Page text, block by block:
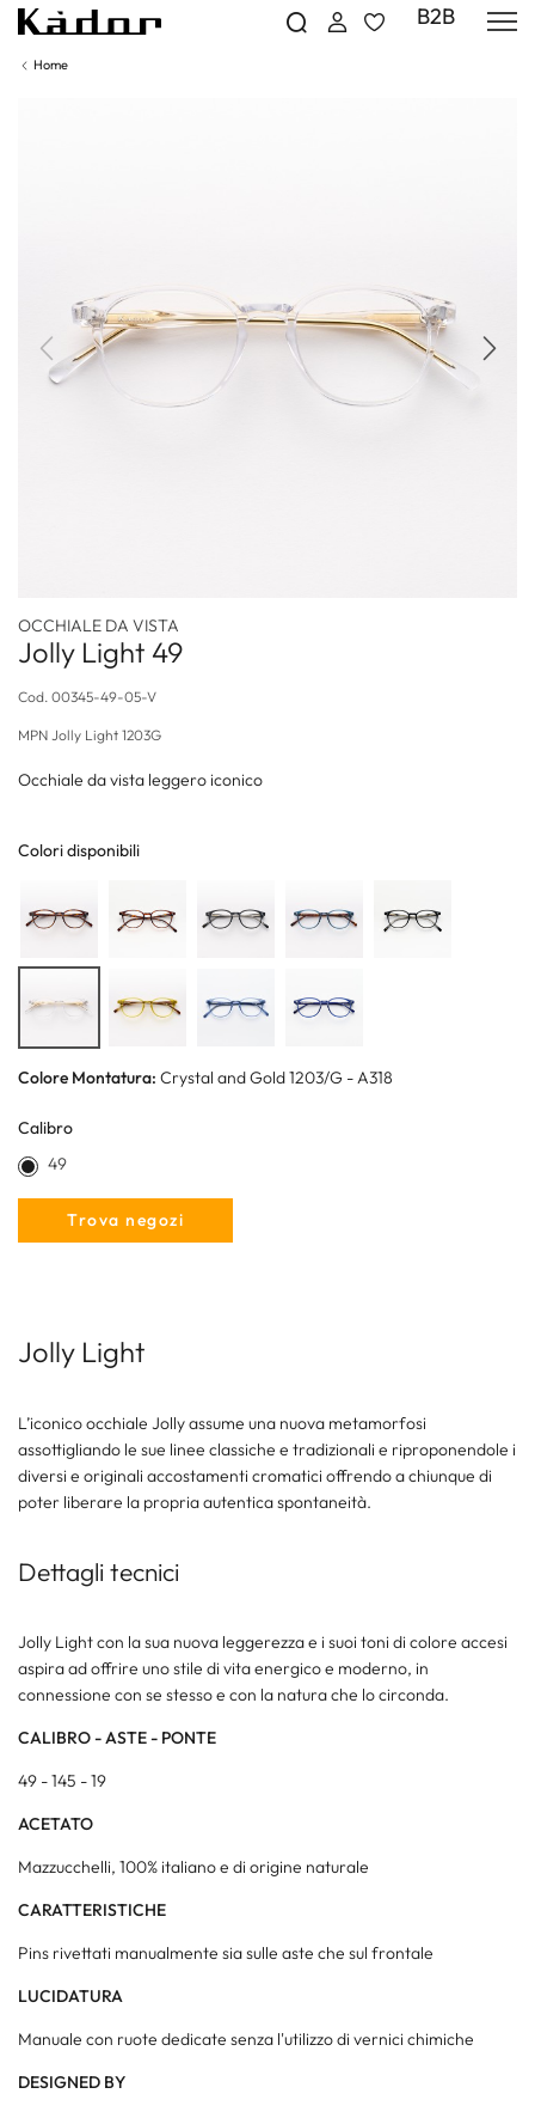
B2B
Home
Precedente
OCCHIALE DA VISTA
Jolly Light 49
Cod. 00345-49-05-V
MPN Jolly Light 1203G
Occhiale da vista leggero iconico
Colori disponibili
Colore Montatura: Crystal and Gold 1203/G - A318
Calibro
49
Trova negozi
Jolly Light
L’iconico occhiale Jolly assume una nuova metamorfosi
assottigliando le sue linee classiche e tradizionali e riproponendole i
diversi e originali accostamenti cromatici offrendo a chiunque di
poter liberare la propria autentica spontaneità.
Dettagli tecnici
Jolly Light con la sua nuova leggerezza e i suoi toni di colore accesi
aspira ad offrire uno stile di vita energico e moderno, in
connessione con se stesso e con la natura che lo circonda.
CALIBRO - ASTE - PONTE
49 - 145 - 19
ACETATO
Mazzucchelli, 100% italiano e di origine naturale
CARATTERISTICHE
Pins rivettati manualmente sia sulle aste che sul frontale
LUCIDATURA
Manuale con ruote dedicate senza l'utilizzo di vernici chimiche
DESIGNED BY